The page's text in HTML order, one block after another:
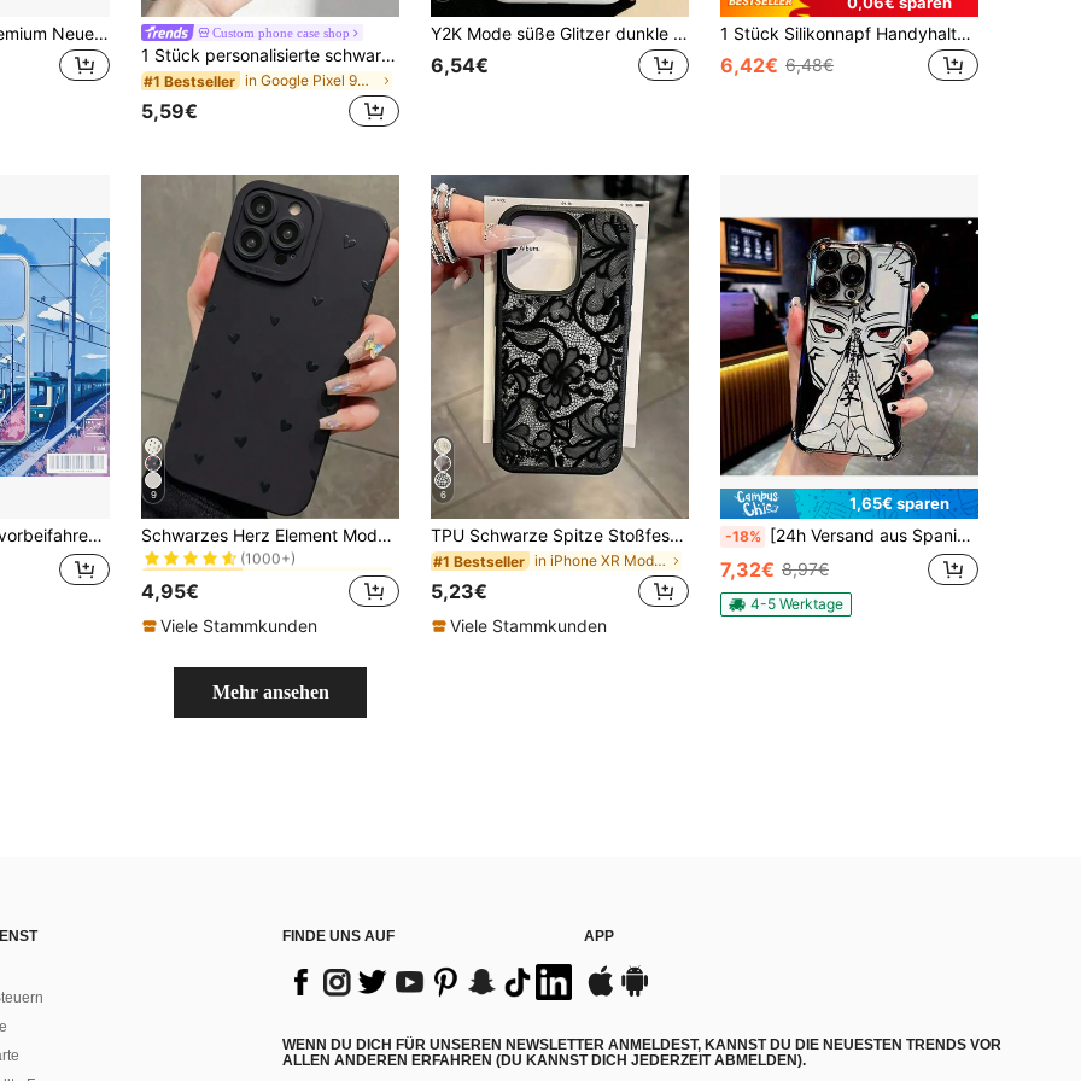
Blumenbemalte Premium Neue Feder-Mesh Minimalistische Mode Handyhülle Schutzhülle für iPhone 17/17 Pro Max/15/16/16 Pro/ A14/A15/S23U/A50/A12/A32/A52/A72/A51/A21S/A13/A14S Custom phone case shop
1 Stück personalisierte schwarze Handyhülle mit individuellem Namen, kompatibel mit Apple 16 Pro Max/17 Pro Max/17 Air/17/16 Plus, S26 Ultra/S26/S25 Ultra/S25 Plus/S25/A56/A55/A07/A17 und anderen Modellen
#1 Bestseller in Google Pixel 9A 5G Handyhüllen
5,59€
Y2K Mode süße Glitzer dunkle Engelsflügel Handyhülle, kompatibel mit iPhone 17 Pro Max 17 Pro 17 16 Pro Max 16 Pro 16 15 Pro Max 15 Pro 15 14 Pro Max 14 Pro 14 13 Pro Max 13 Pro 13, Retro Girly Stil stoßfeste weiche Rückseite
6,54€
1 Stück Silikonnapf Handyhalterung, multifunktionale Handyhülle geeignet für iPhone 16 Pro Max/16/16 Pro/16 Plus/15/15 Pro Max/15 Pro/15 Plus/11/12/13/14 Pro Max/11 Pro/11 Pro Max/12 Pro/12 Pro Max/13 Pro/13 Pro Max/7 Plus/14 Pro/14 Pro Max/14 Plus/17/AIR/17 Pro Max
6,42€ 6,48€
Anime, europäisch-amerikanischer Ins-Stil, sanfter Stil, hübsch, schön, Vintage, geeignet für Samsung/A/S/ULTRA/PLUS/Note/PRO/Honor/Transsion/
9
Schwarzes Herz Element Mode Stoßfeste schwarze geprägte Cut Out Herz Mode dicke Handyhülle, geeignet für iPhone 16/11/16pro/16plus/16promax/16e/15Promax/13/14/12/XS/XR/7G/8P, Galaxy S25/S25PLUS/S25 Ultra/A16/A36/A26/A56/A50/A12/A32/A52/A72/A51/A21S/A13/A14/S24/S24PLUS/S24Ultra,S22/A52/A53/A54/A55/,11/12Pro/12/12X/13Pro/14Pro/15Pro/,10/9/Note9/12c/Note11pro/Note8Pro, wasserdicht, stoßfest, kratzfest, Frühlings-Jahrestags-Geschenk Ultra/A16/A36/A26/A56/A50/A12/A32/A52/A72/A51/A21S/A13/A14/S24/S24PLUS/S24Ultra Geburtstags-Muttertagsgeschenk
#9 Bestseller
in Galaxy A22 5G Handyhüllen
(1000+)
#9 Bestseller
#9 Bestseller
#9 Bestseller
in Galaxy A22 5G Handyhüllen
(1000+)
4,95€
Viele Stammkunden
6
TPU Schwarze Spitze Stoßfeste TPU Spitze 1 Stück Spitze TPU Stoßfeste Blumenbemalte Matte Litchi Textur Vollschutz Handyhülle Kompatibel mit 11 12 13 14 15 16 17 Pro Max Frühlingsgeschenk Geburtstagsgeschenk Jahrestagsgeschenk, Ästhetisch
#1 Bestseller in iPhone XR Modische Handyhüllen
5,23€
Viele Stammkunden
1,65€ sparen
-18% [24h Versand aus Spanien] Apple 17 21 22 23 24 25 26 Galaxy Classic Anime Handyhülle mit Luftpolster an vier Ecken, stoßfest, geeignet für iPhone 16/15/14/13/12 Pro Max 16 Plus 11 Max, geeignet für verchromte transparente TPU Weichschutzhülle
7,32€ 8,97€
4-5 Werktage
Mehr ansehen
FINDE UNS AUF APP
WENN DU DICH FÜR UNSEREN NEWSLETTER ANMELDEST, KANNST DU DIE NEUESTEN TRENDS VOR
ALLEN ANDEREN ERFAHREN (DU KANNST DICH JEDERZEIT ABMELDEN).